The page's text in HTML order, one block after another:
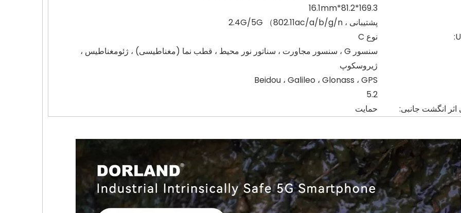
169.3*81.2*16.1mm
پشتیبانی ، 2.4G/5G （802.11ac/a/b/g/n
نوع C
سنسور G ، سنسور مجاورت ، سناتور نور محیط ، قطب نما (مغناطیسی) ، ژئومغناطیس ،
ژیروسکوپ
Beidou ، Galileo ، Glonass ، GPS
5.2
اثر انگشت جانبی:
حمایت